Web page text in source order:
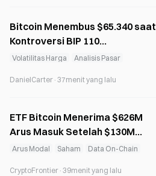
Bitcoin Menembus $65.340 saat
Kontroversi BIP 110
Meningkatkan Risiko Hard Fork
Volatilitas Harga Analisis Pasar
DanielCarter · 37menit yang lalu
ETF Bitcoin Menerima $626M
Arus Masuk Setelah $130M
Peretasan Coldcard
Arus Modal Saham Data On-Chain
CryptoFrontier · 39menit yang lalu